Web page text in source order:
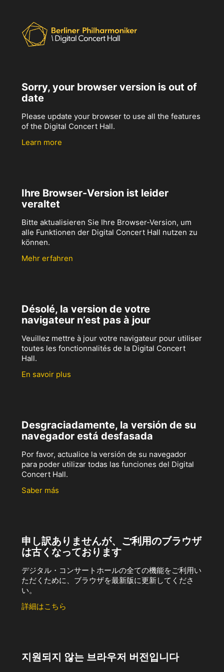
Sorry, your browser version is out of
date
Please update your browser to use all the features
of the Digital Concert Hall.
Learn more
Ihre Browser-Version ist leider
veraltet
Bitte aktualisieren Sie Ihre Browser-Version, um
alle Funktionen der Digital Concert Hall nutzen zu
können.
Mehr erfahren
Désolé, la version de votre
navigateur n’est pas à jour
Veuillez mettre à jour votre navigateur pour utiliser
toutes les fonctionnalités de la Digital Concert
Hall.
En savoir plus
Desgraciadamente, la versión de su
navegador está desfasada
Por favor, actualice la versión de su navegador
para poder utilizar todas las funciones del Digital
Concert Hall.
Saber más
申し訳ありませんが、ご利用のブラウザ
は古くなっております
デジタル・コンサートホールの全ての機能をご利用い
ただくために、ブラウザを最新版に更新してくださ
い。
詳細はこちら
지원되지 않는 브라우저 버전입니다